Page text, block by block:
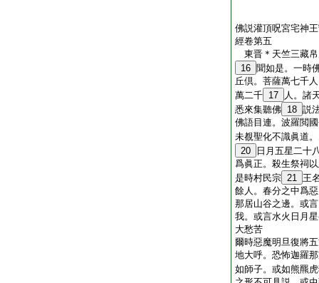
佛説灌頂呪宮宅神
經卷第五
東晋＊天竺三藏
16 聞如是。一時
丘倶。菩薩萬七千
萬二千 17
人。諸
悉來集聽佛 18 説
佛語目連。波羅閲
未覩聖化不識眞道
20
日月五星二十
爲眞正。殺生祭祠
是時村民宗 21 王
餘人。春分之中爲
那居山谷之邊。或
我。或言水火日月
大愁苦
爾時惡魔明旦復將
地大呼。恐怖迦羅
如師子。或如熊羆